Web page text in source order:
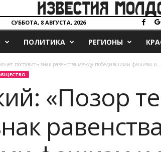
СУББОТА, 8 АВГУСТА, 2026
ПОЛИТИКА РЕГИОНЫ
поставить знак равенства между победившими фашизм и...
«Позор